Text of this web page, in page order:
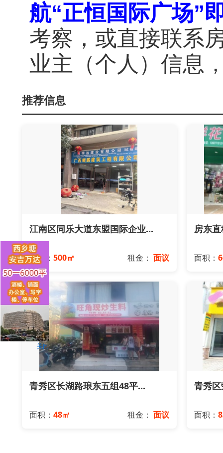
航“正恒国际广场”
考察，或直接联系
业主（个人）信息
推荐信息
江南区同乐大道东盟国际企业...
面积： 500㎡ 租金： 面议
房东
面积：
青秀区长湖路琅东五组48平...
面积： 48㎡ 租金： 面议
青秀
面积：
关闭